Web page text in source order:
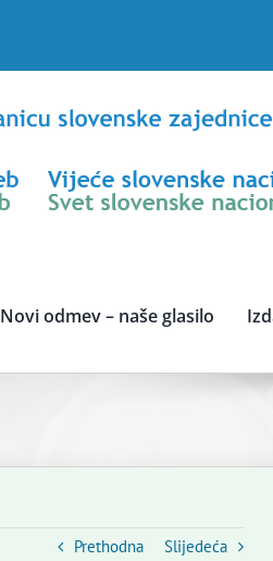
Novi odmev – naše glasilo
Prethodna Slijedeća